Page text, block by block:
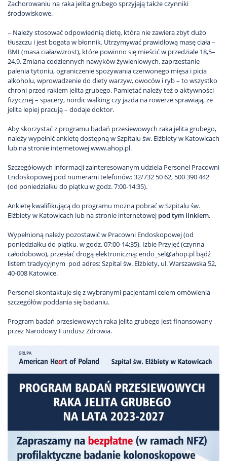
Zachorowaniu na raka jelita grubego sprzyjają także czynniki
środowiskowe.
– Należy stosować odpowiednią dietę, która nie zawiera zbyt dużo
tłuszczu i jest bogata w błonnik. Utrzymywać prawidłową masę ciała –
BMI (masa ciała/wzrost), które powinno się mieścić w przedziale 18,5–
24,9. Zmiana codziennych nawyków żywieniowych, zaprzestanie
palenia tytoniu, ograniczenie spożywania czerwonego mięsa i picia
alkoholu, wprowadzenie do diety warzyw, owoców i ryb – to wszystko
chroni przed rakiem jelita grubego. Pamiętać należy też o aktywności
fizycznej – spacery, nordic walking czy jazda na rowerze sprawiają, że
jelita lepiej pracują – dodaje doktor.
Aby skorzystać z programu badań przesiewowych raka jelita grubego,
należy wypełnić ankietę dostępną w Szpitalu św. Elżbiety w Katowicach
lub na stronie internetowej www.ahop.pl.
Szczegółowych informacji zainteresowanym udziela Personel Pracowni
Endoskopowej pod numerami telefonów: 32/732 50 62, 500 390 442
(od poniedziałku do piątku w godz. 7:00-14:35).
Ankietę kwalifikującą do programu można pobrać w Szpitalu św.
Elżbiety w Katowicach lub na stronie internetowej pod tym linkiem.
Wypełnioną należy pozostawić w Pracowni Endoskopowej (od
poniedziałku do piątku, w godz. 07:00-14:35), Izbie Przyjęć (czynna
całodobowo), przesłać drogą elektroniczną:endo_sel@ahop.pl bądź
listem tradycyjnym pod adres: Szpital św. Elżbiety, ul. Warszawska 52,
40-008 Katowice.
Personel skontaktuje się z wybranymi pacjentami celem omówienia
szczegółów poddania się badaniu.
Program badań przesiewowych raka jelita grubego jest finansowany
przez Narodowy Fundusz Zdrowia.